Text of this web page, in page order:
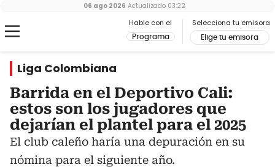
Hable con el
Programa
Selecciona tu emisora
Elige tu emisora
06 ago 2026 Actualizado 03:22
Liga Colombiana
Barrida en el Deportivo Cali:
estos son los jugadores que
dejarían el plantel para el 2025
El club caleño haría una depuración en su
nómina para el siguiente año.